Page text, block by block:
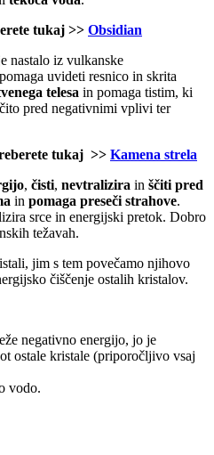
tukaj >> Obsidian
nastalo iz vulkanske
uvideti resnico in skrita
telesa in pomaga tistim, ki
pred negativnimi vplivi ter
tukaj >> Kamena strela
, čisti, nevtralizira in ščiti pred
in pomaga preseči strahove.
srce in energijski pretok. Dobro
težavah.
jim s tem povečamo njihovo
čiščenje ostalih kristalov.
negativno energijo, jo je
ostale kristale (priporočljivo vsaj
vodo.